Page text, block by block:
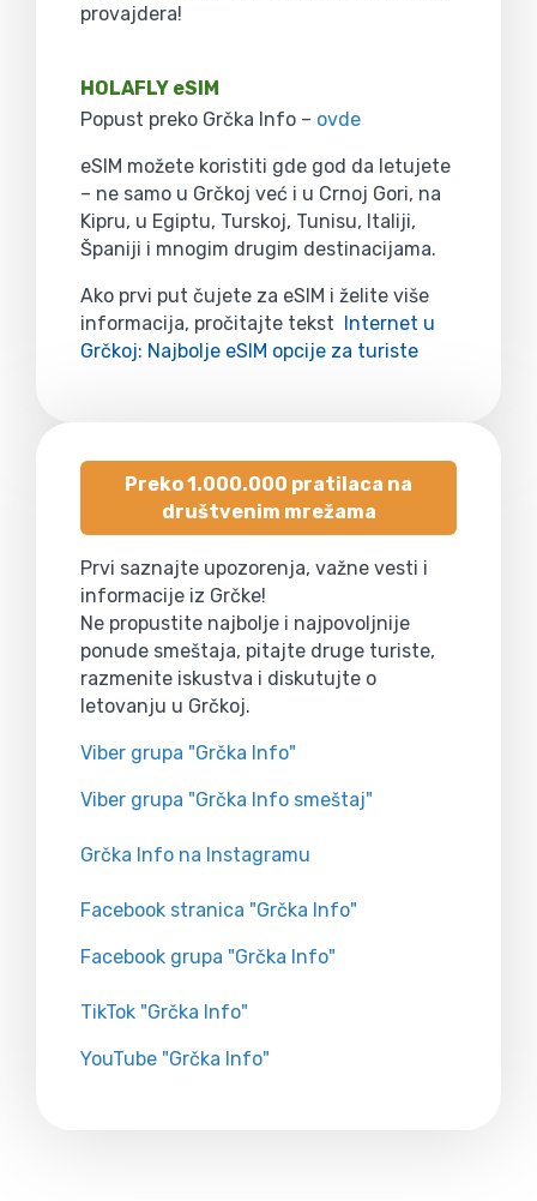
provajdera!
HOLAFLY eSIM
Popust preko Grčka Info – ovde
eSIM možete koristiti gde god da letujete
– ne samo u Grčkoj već i u Crnoj Gori, na
Kipru, u Egiptu, Turskoj, Tunisu, Italiji,
Španiji i mnogim drugim destinacijama.
Ako prvi put čujete za eSIM i želite više
informacija, pročitajte tekst Internet u
Grčkoj: Najbolje eSIM opcije za turiste
Preko 1.000.000 pratilaca na
društvenim mrežama
Prvi saznajte upozorenja, važne vesti i
informacije iz Grčke!
Ne propustite najbolje i najpovoljnije
ponude smeštaja, pitajte druge turiste,
razmenite iskustva i diskutujte o
letovanju u Grčkoj.
Viber grupa "Grčka Info"
Viber grupa "Grčka Info smeštaj"
Grčka Info na Instagramu
Facebook stranica "Grčka Info"
Facebook grupa "Grčka Info"
TikTok "Grčka Info"
YouTube "Grčka Info"